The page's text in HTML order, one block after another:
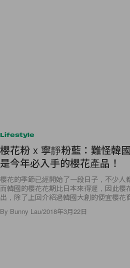
Lifestyle
櫻花粉 x 寧靜粉藍：難怪韓
是今年必入手的櫻花產品！
櫻花的季節已經開始了一段日子，不少人
而韓國的櫻花花期比日本來得遲，因此櫻
出，除了上回介紹過韓國大創的便宜櫻花
By Bunny Lau/2018年3月22日